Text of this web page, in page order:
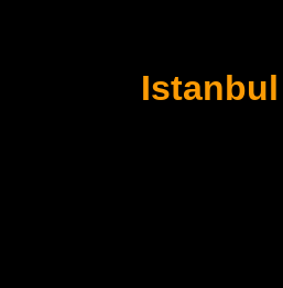
Istanbul